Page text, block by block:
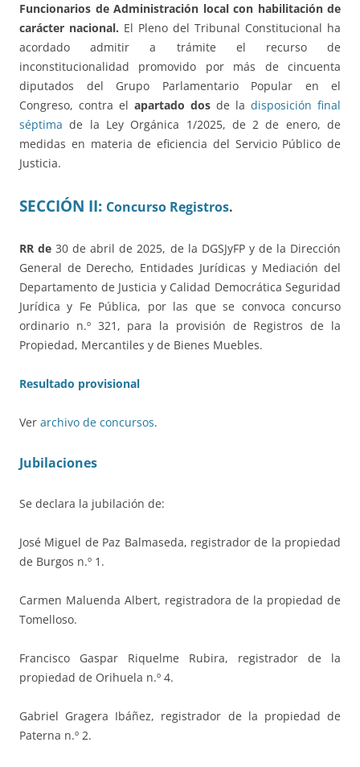
Funcionarios de Administración local con habilitación de
carácter nacional. El Pleno del Tribunal Constitucional ha
acordado admitir a trámite el recurso de
inconstitucionalidad promovido por más de cincuenta
diputados del Grupo Parlamentario Popular en el
Congreso, contra el apartado dos de la disposición final
séptima de la Ley Orgánica 1/2025, de 2 de enero, de
medidas en materia de eficiencia del Servicio Público de
Justicia.
SECCIÓN II: Concurso Registros.
RR de30 de abril de 2025, de la DGSJyFP y de la Dirección
General de Derecho, Entidades Jurídicas y Mediación del
Departamento de Justicia y Calidad Democrática Seguridad
Jurídica y Fe Pública, por las que se convoca concurso
ordinario n.º 321, para la provisión de Registros de la
Propiedad, Mercantiles y de Bienes Muebles.
Resultado provisional
Ver archivo de concursos.
Jubilaciones
Se declara la jubilación de:
José Miguel de Paz Balmaseda, registrador de la propiedad
de Burgos n.º 1.
Carmen Maluenda Albert, registradora de la propiedad de
Tomelloso.
Francisco Gaspar Riquelme Rubira, registrador de la
propiedad de Orihuela n.º 4.
Gabriel Gragera Ibáñez, registrador de la propiedad de
Paterna n.º 2.